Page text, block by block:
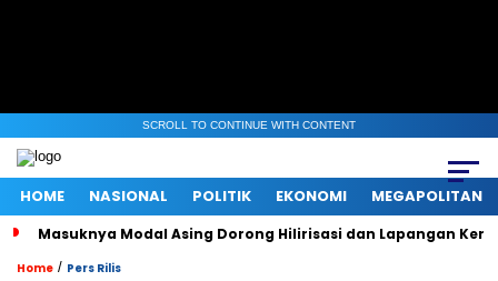
SCROLL TO CONTINUE WITH CONTENT
HOME NASIONAL POLITIK EKONOMI MEGAPOLITAN
Masuknya Modal Asing Dorong Hilirisasi dan Lapangan
Home / Pers Rilis